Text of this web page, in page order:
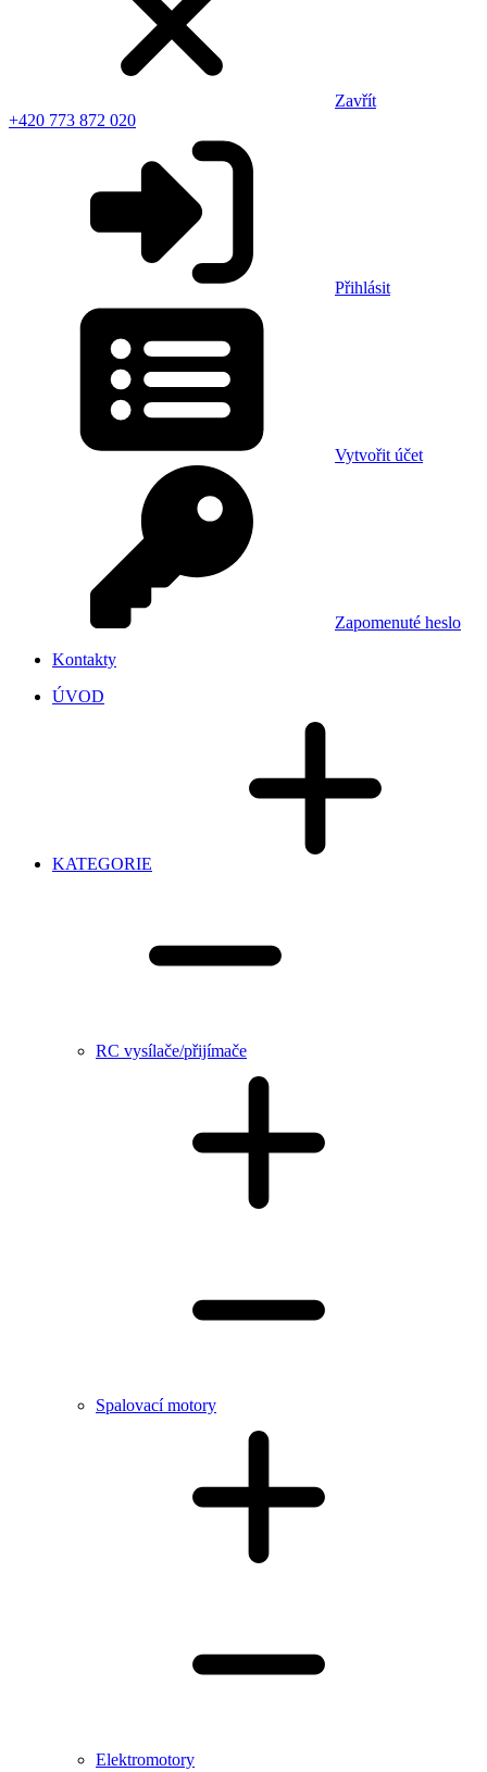
Zavřít
+420 773 872 020
Přihlásit
Vytvořit účet
Zapomenuté heslo
Kontakty
ÚVOD
KATEGORIE
RC vysílače/přijímače
Spalovací motory
Elektromotory